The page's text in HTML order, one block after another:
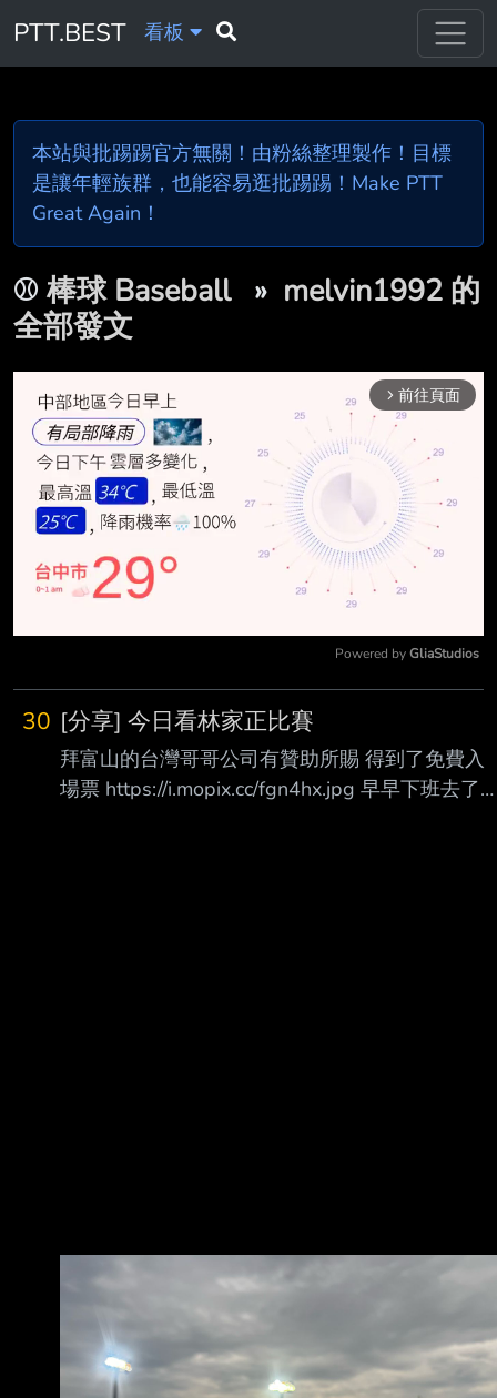
PTT.BEST 看板
本站與批踢踢官方無關！由粉絲整理製作！目標
是讓年輕族群，也能容易逛批踢踢！Make PTT
Great Again！
⚾ 棒球 Baseball » melvin1992 的
全部發文
arrow_forward_ios 前往頁面
Powered by GliaStudios
30 [分享] 今日看林家正比賽
拜富山的台灣哥哥公司有贊助所賜 得到了免費入
場票 https://i.mopix.cc/fgn4hx.jpg 早早下班去了